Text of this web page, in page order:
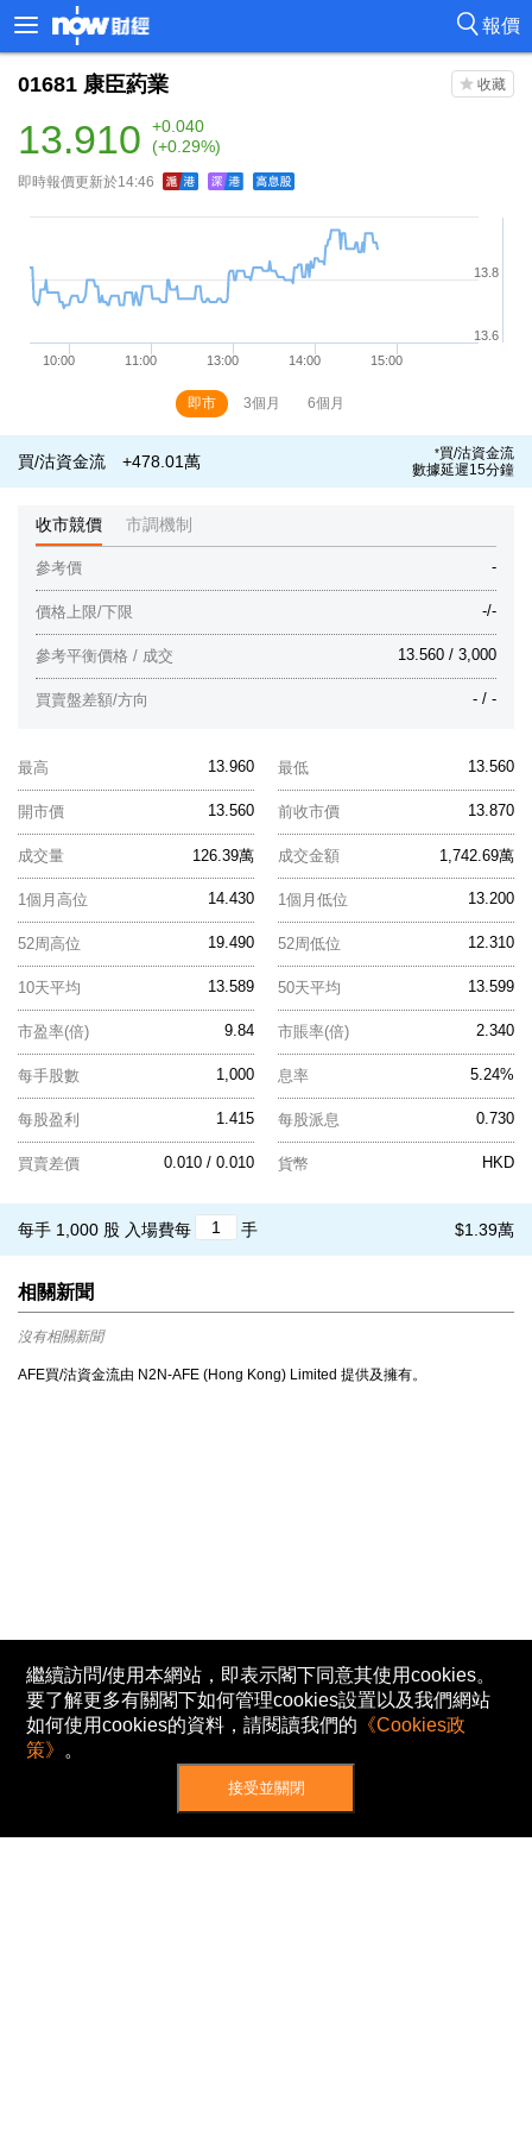
報價
01681 康臣葯業
13.910
+0.040
(+0.29%)
即時報價更新於14:46
即市 3個月 6個月
買/沽資金流 +478.01萬 *買/沽資金流
數據延遲15分鐘
收市競價 市調機制
-
參考價
-/-
價格上限/下限
13.560 / 3,000
參考平衡價格 / 成交
- / -
買賣盤差額/方向
13.960
最高 13.560
最低
13.560
開市價 13.870
前收市價
126.39萬
成交量 1,742.69萬
成交金額
14.430
1個月高位 13.200
1個月低位
19.490
52周高位 12.310
52周低位
13.589
10天平均 13.599
50天平均
9.84
市盈率(倍) 2.340
市賬率(倍)
1,000
每手股數 5.24%
息率
1.415
每股盈利 0.730
每股派息
0.010 / 0.010
買賣差價 HKD
貨幣
$1.39萬
每手 1,000 股 入場費每 手
相關新聞
沒有相關新聞
AFE買/沽資金流由 N2N-AFE (Hong Kong) Limited 提供及擁有。
繼續訪問/使用本網站，即表示閣下同意其使用cookies。
要了解更多有關閣下如何管理cookies設置以及我們網站
如何使用cookies的資料，請閱讀我們的 《Cookies政
策》 。
接受並關閉